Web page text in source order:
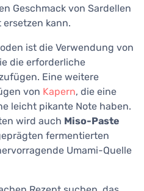
Geschmack von Sardellen
kann.
ist die Verwendung von
die erforderliche
Eine weitere
von Kapern, die eine
leicht pikante Note haben.
wird auch Miso-Paste
fermentierten
Umami-Quelle